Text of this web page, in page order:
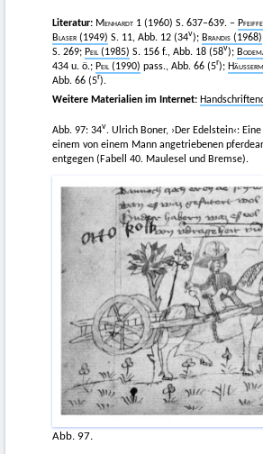
Literatur: Menhardt 1 (1960) S. 637–639. –
Blaser (1949) S. 11, Abb. 12 (34v); Brandis (1968)
S. 269; Peil(1985) S. 156 f., Abb. 18 (58v);
434 u. ö.; Peil(1990) pass., Abb. 66 (5r);
Abb. 66 (5r).
Weitere Materialien im Internet:
Abb. 97: 34v. Ulrich Boner, ›Der Edelstein‹:
einem von einem Mann angetriebenen
entgegen (Fabell 40. Maulesel und Bremse).
Abb. 97.